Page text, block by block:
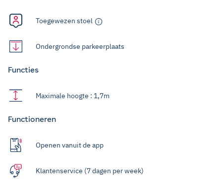
Toegewezen stoel
Ondergrondse parkeerplaats
Functies
Maximale hoogte : 1,7m
Functioneren
Openen vanuit de app
Klantenservice (7 dagen per week)